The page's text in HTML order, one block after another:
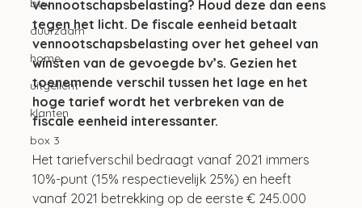
btw
duurzaam
home
uitgelicht
klanten
box 3
vennootschapsbelasting? Houd deze dan eens
tegen het licht. De fiscale eenheid betaalt
vennootschapsbelasting over het geheel van
winsten van de gevoegde bv’s. Gezien het
toenemende verschil tussen het lage en het
hoge tarief wordt het verbreken van de
fiscale eenheid interessanter.
Het tariefverschil bedraagt vanaf 2021 immers
10%-punt (15% respectievelijk 25%) en heeft
vanaf 2021 betrekking op de eerste € 245.000